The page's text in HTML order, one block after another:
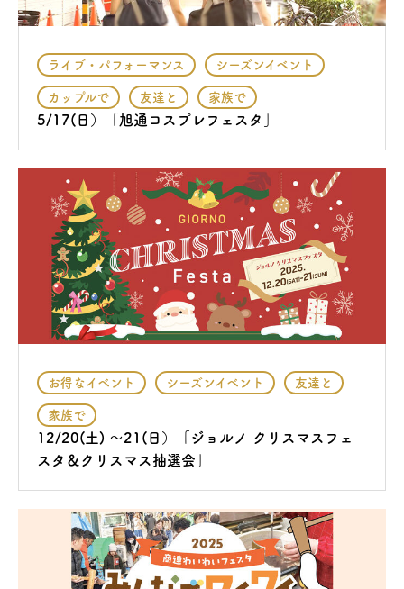
ライブ・パフォーマンス シーズンイベント
カップルで 友達と 家族で
5/17(日）「旭通コスプレフェスタ」
お得なイベント シーズンイベント 友達と
家族で
12/20(土) ～21(日）「ジョルノ クリスマスフェ
スタ＆クリスマス抽選会」